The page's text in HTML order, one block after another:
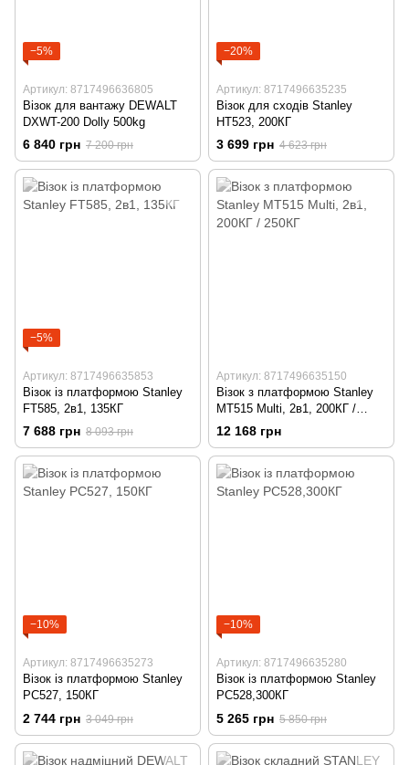
−5%
Артикул: 8717496636805
Візок для вантажу DEWALT
DXWT-200 Dolly 500kg
6 840 грн 7 200 грн
−20%
Артикул: 8717496635235
Візок для сходів Stanley
HT523, 200КГ
3 699 грн 4 623 грн
−5%
Артикул: 8717496635853
Візок із платформою Stanley
FT585, 2в1, 135КГ
7 688 грн 8 093 грн
Артикул: 8717496635150
Візок з платформою Stanley
MT515 Multi, 2в1, 200КГ /
250КГ
12 168 грн
−10%
Артикул: 8717496635273
Візок із платформою Stanley
PC527, 150КГ
2 744 грн 3 049 грн
−10%
Артикул: 8717496635280
Візок із платформою Stanley
PC528,300КГ
5 265 грн 5 850 грн